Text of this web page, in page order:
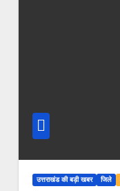
उत्तराखंड की बड़ी खबर जिले